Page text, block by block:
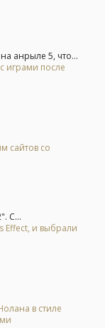
анрыле 5, что...
играми после
сайтов со
С...
Effect, и выбрали
в стиле